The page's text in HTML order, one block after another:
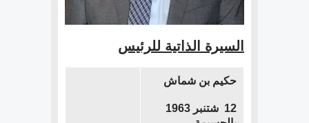
السيرة الذاتية للرئيس
حكيم بن شماش
12 شتنبر 1963